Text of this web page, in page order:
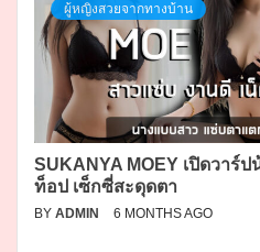
ผู้หญิงสวยจากทางบ้าน
SUKANYA MOEY เปิดวาร์
ท็อป เซ็กซี่สะดุดตา
BY ADMIN 6 MONTHS AGO